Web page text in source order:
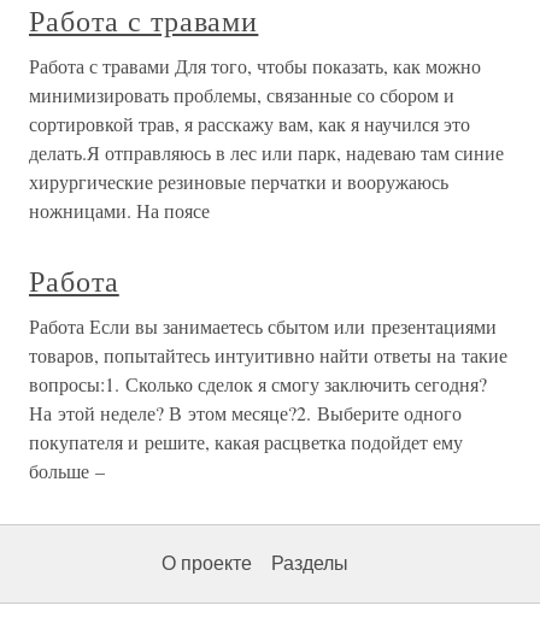
Работа с травами
Работа с травами Для того, чтобы показать, как можно
минимизировать проблемы, связанные со сбором и
сортировкой трав, я расскажу вам, как я научился это
делать.Я отправляюсь в лес или парк, надеваю там синие
хирургические резиновые перчатки и вооружаюсь
ножницами. На поясе
Работа
Работа Если вы занимаетесь сбытом или презентациями
товаров, попытайтесь интуитивно найти ответы на такие
вопросы:1. Сколько сделок я смогу заключить сегодня?
На этой неделе? В этом месяце?2. Выберите одного
покупателя и решите, какая расцветка подойдет ему
больше –
О проекте Разделы